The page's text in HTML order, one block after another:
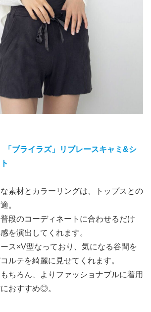
「ブライラズ」リブレースキャミ&シ
素材とカラーリングは、トップスとの
。
段のコーディネートに合わせるだけ
を演出してくれます。
ス×V型なっており、気になる谷間を
ルテを綺麗に見せてくれます。
ちろん、よりファッショナブルに着用
おすすめ◎。